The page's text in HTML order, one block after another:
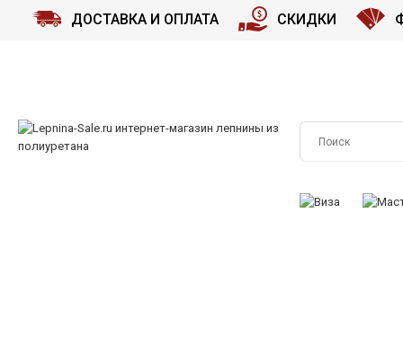
ДОСТАВКА И ОПЛАТА СКИДКИ